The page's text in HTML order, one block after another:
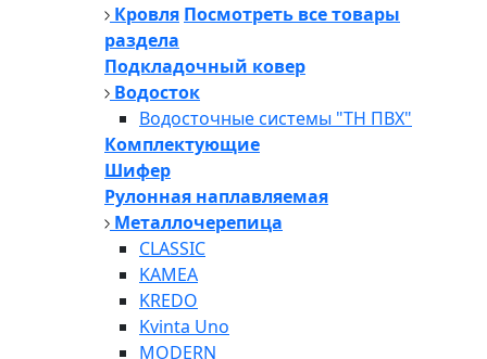
Кровля Посмотреть все товары
раздела
Подкладочный ковер
Водосток
Водосточные системы "ТН ПВХ"
Комплектующие
Шифер
Рулонная наплавляемая
Металлочерепица
CLASSIC
KAMEA
KREDO
Kvinta Uno
MODERN